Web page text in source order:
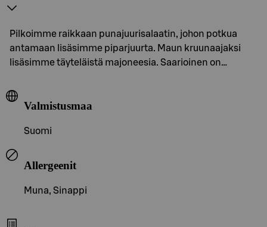
Pilkoimme raikkaan punajuurisalaatin, johon potkua
antamaan lisäsimme piparjuurta. Maun kruunaajaksi
lisäsimme täyteläistä majoneesia. Saarioinen on…
Valmistusmaa
Suomi
Allergeenit
Muna, Sinappi